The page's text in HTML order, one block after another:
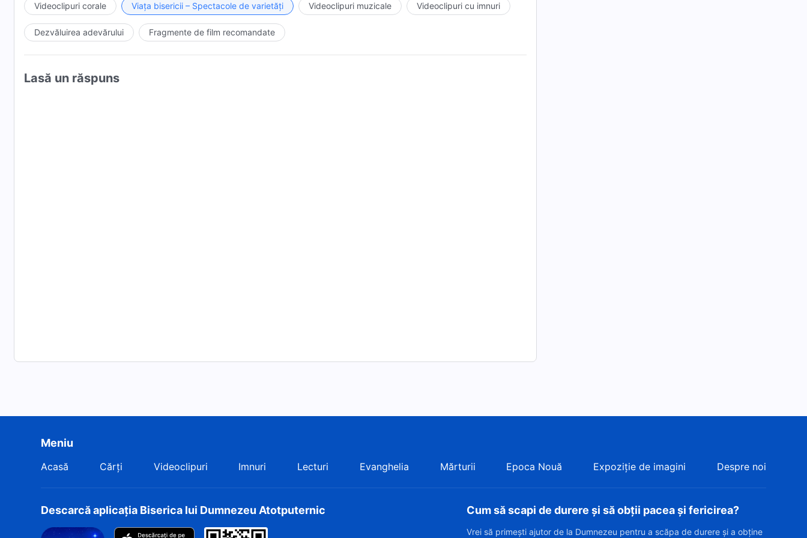
02:35:41 „Viețile tuturor creaturilor vin de la Dumnezeu” – O interpretare de dans
02:49:20 „Nu regret această alegere” – O mărturie bazată pe experiență a Bisericii din Pangasinan (Filipine)
interpretare a Corului Mondial al Aleșilor lui Dumnezeu
Videoclipuri corale Viața bisericii – Spectacole de varietăți Videoclipuri muzicale Videoclipuri cu imnuri
Dezvăluirea adevărului Fragmente de film recomandate
Lasă un răspuns
Meniu
Acasă Cărți Videoclipuri Imnuri Lecturi Evanghelia Mărturii Epoca Nouă Expoziție de imagini Despre noi
Descarcă aplicația Biserica lui Dumnezeu Atotputernic Cum să scapi de durere și să obții pacea și fericirea?
Vrei să primești ajutor de la Dumnezeu pentru a scăpa de durere și a obține